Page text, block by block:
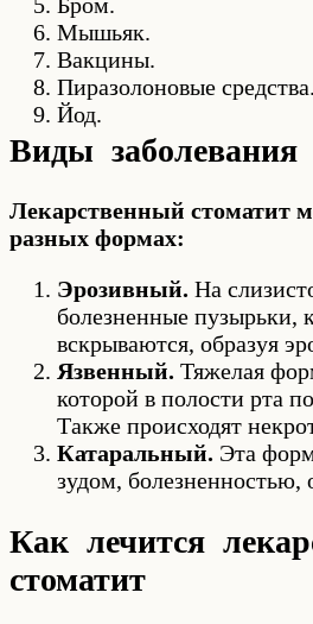
Мышьяк.
Вакцины.
Пиразолоновые средства.
Йод.
Виды заболевания
Лекарственный стоматит
разных формах:
Эрозивный. На
болезненные пузырьки,
вскрываются, образуя
Язвенный. Тяжелая
которой в полости рта
Также происходят
Катаральный. Эта
зудом, болезненностью,
Как лечится
стоматит